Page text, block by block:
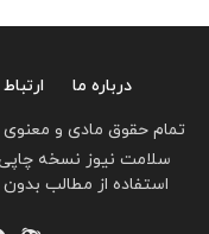
درباره ما
تمام حقوق مادی و
سلامت نیوز نسخه
استفاده از مطالب